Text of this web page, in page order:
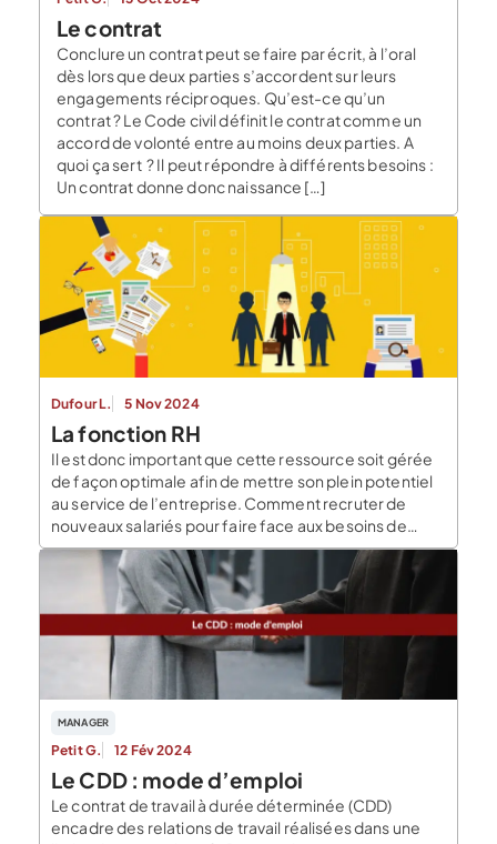
Le contrat
Conclure un contrat peut se faire par écrit, à l’oral
dès lors que deux parties s’accordent sur leurs
engagements réciproques. Qu’est-ce qu’un
contrat ? Le Code civil définit le contrat comme un
accord de volonté entre au moins deux parties. A
quoi ça sert ? Il peut répondre à différents besoins :
Un contrat donne donc naissance […]
Dufour L. 5 Nov 2024
La fonction RH
Il est donc important que cette ressource soit gérée
de façon optimale afin de mettre son plein potentiel
au service de l’entreprise. Comment recruter de
nouveaux salariés pour faire face aux besoins de
l’entreprise en ressources humaines ? Comment
faire en sorte de maintenir les salariés déjà employés
productifs tout en respectant leur bien-être ? Quelles
sont […]
MANAGER
Petit G. 12 Fév 2024
Le CDD : mode d’emploi
Le contrat de travail à durée déterminée (CDD)
encadre des relations de travail réalisées dans une